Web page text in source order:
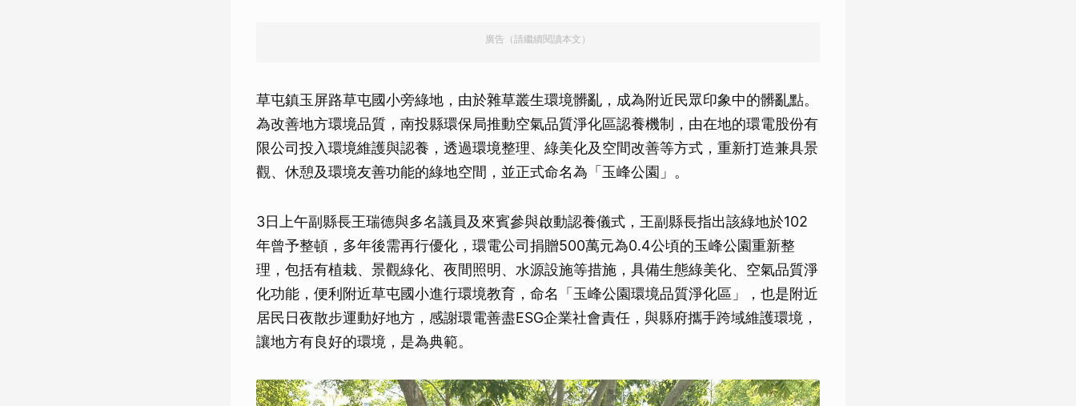
廣告（請繼續閱讀本文）
草屯鎮玉屏路草屯國小旁綠地，由於雜草叢生環境髒亂，成為附近民眾印象中的髒亂點。
為改善地方環境品質，南投縣環保局推動空氣品質淨化區認養機制，由在地的環電股份有
限公司投入環境維護與認養，透過環境整理、綠美化及空間改善等方式，重新打造兼具景
觀、休憩及環境友善功能的綠地空間，並正式命名為「玉峰公園」。
3日上午副縣長王瑞德與多名議員及來賓參與啟動認養儀式，王副縣長指出該綠地於102
年曾予整頓，多年後需再行優化，環電公司捐贈500萬元為0.4公頃的玉峰公園重新整
理，包括有植栽、景觀綠化、夜間照明、水源設施等措施，具備生態綠美化、空氣品質淨
化功能，便利附近草屯國小進行環境教育，命名「玉峰公園環境品質淨化區」，也是附近
居民日夜散步運動好地方，感謝環電善盡ESG企業社會責任，與縣府攜手跨域維護環境，
讓地方有良好的環境，是為典範。